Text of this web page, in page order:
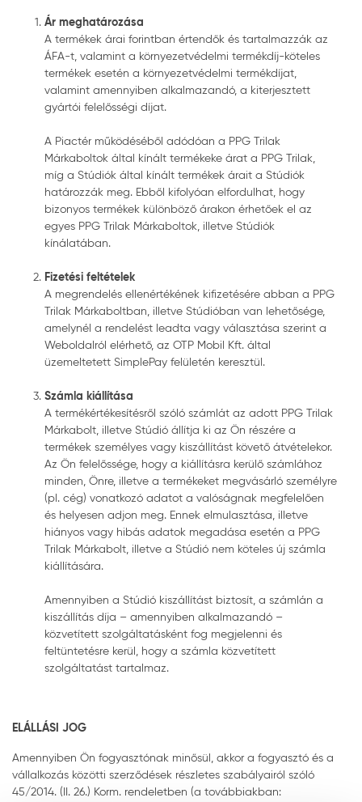
Ár meghatározása
A termékek árai forintban értendők és tartalmazzák az
ÁFA-t, valamint a környezetvédelmi termékdíj-köteles
termékek esetén a környezetvédelmi termékdíjat,
valamint amennyiben alkalmazandó, a kiterjesztett
gyártói felelősségi díjat.
A Piactér működéséből adódóan a PPG Trilak
Márkaboltok által kínált termékeke árat a PPG Trilak,
míg a Stúdiók által kínált termékek árait a Stúdiók
határozzák meg. Ebből kifolyóan elfordulhat, hogy
bizonyos termékek különböző árakon érhetőek el az
egyes PPG Trilak Márkaboltok, illetve Stúdiók
kínálatában.
Fizetési feltételek
A megrendelés ellenértékének kifizetésére abban a PPG
Trilak Márkaboltban, illetve Stúdióban van lehetősége,
amelynél a rendelést leadta vagy választása szerint a
Weboldalról elérhető, az OTP Mobil Kft. által
üzemeltetett SimplePay felületén keresztül.
Számla kiállítása
A termékértékesítésről szóló számlát az adott PPG Trilak
Márkabolt, illetve Stúdió állítja ki az Ön részére a
termékek személyes vagy kiszállítást követő átvételekor.
Az Ön felelőssége, hogy a kiállításra kerülő számlához
minden, Önre, illetve a termékeket megvásárló személyre
(pl. cég) vonatkozó adatot a valóságnak megfelelően
és helyesen adjon meg. Ennek elmulasztása, illetve
hiányos vagy hibás adatok megadása esetén a PPG
Trilak Márkabolt, illetve a Stúdió nem köteles új számla
kiállítására.
Amennyiben a Stúdió kiszállítást biztosít, a számlán a
kiszállítás díja – amennyiben alkalmazandó –
közvetített szolgáltatásként fog megjelenni és
feltüntetésre kerül, hogy a számla közvetített
szolgáltatást tartalmaz.
ELÁLLÁSI JOG
Amennyiben Ön fogyasztónak minősül, akkor a fogyasztó és a
vállalkozás közötti szerződések részletes szabályairól szóló
45/2014. (II. 26.) Korm. rendeletben (a továbbiakban: